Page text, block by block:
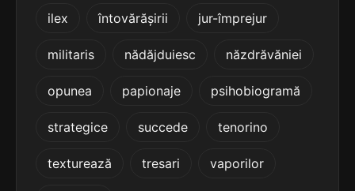
terminație: tacee
5
terminație: tacee
terminație: tacee
ilex întovărășirii jur-împrejur
militaris nădăjduiesc năzdrăvăniei
opunea papionaje psihobiogramă
strategice succede tenorino
texturează tresari vaporilor